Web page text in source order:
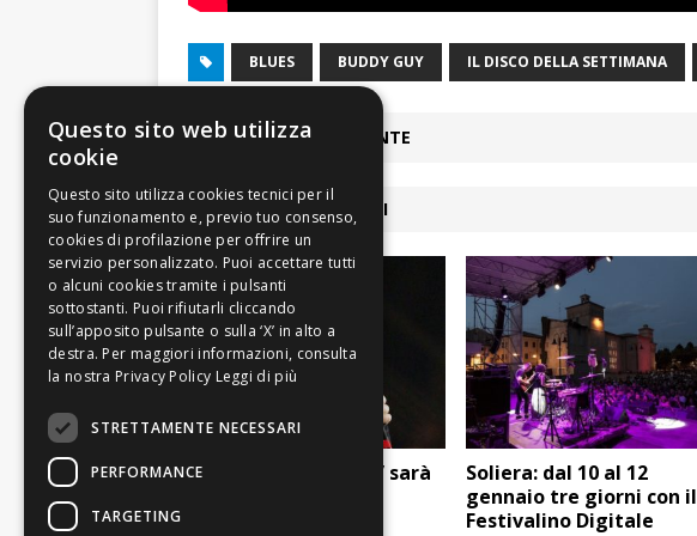
BLUES BUDDY GUY IL DISCO DELLA SETTIMANA
ARTICOLO PRECEDENTE
ARTICOLI COLLEGATI
Il “Giubileo di Vasco” sarà
Soliera: dal 10 al 12
gennaio tre giorni con il
Festivalino Digitale
Questo sito web utilizza
cookie
Leggi di più
STRETTAMENTE NECESSARI
PERFORMANCE
TARGETING